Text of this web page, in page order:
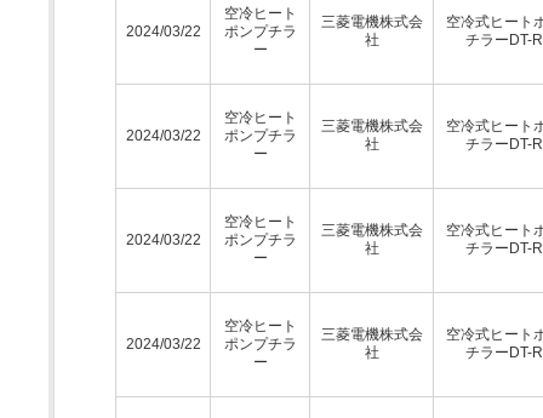
2024/03/22
空冷ヒート
ポンプチラ
ー
三菱電機株式会
社
空冷式ヒート
チラーDT-
2024/03/22
空冷ヒート
ポンプチラ
ー
三菱電機株式会
社
空冷式ヒート
チラーDT-
2024/03/22
空冷ヒート
ポンプチラ
ー
三菱電機株式会
社
空冷式ヒート
チラーDT-
2024/03/22
空冷ヒート
ポンプチラ
ー
三菱電機株式会
社
空冷式ヒート
チラーDT-